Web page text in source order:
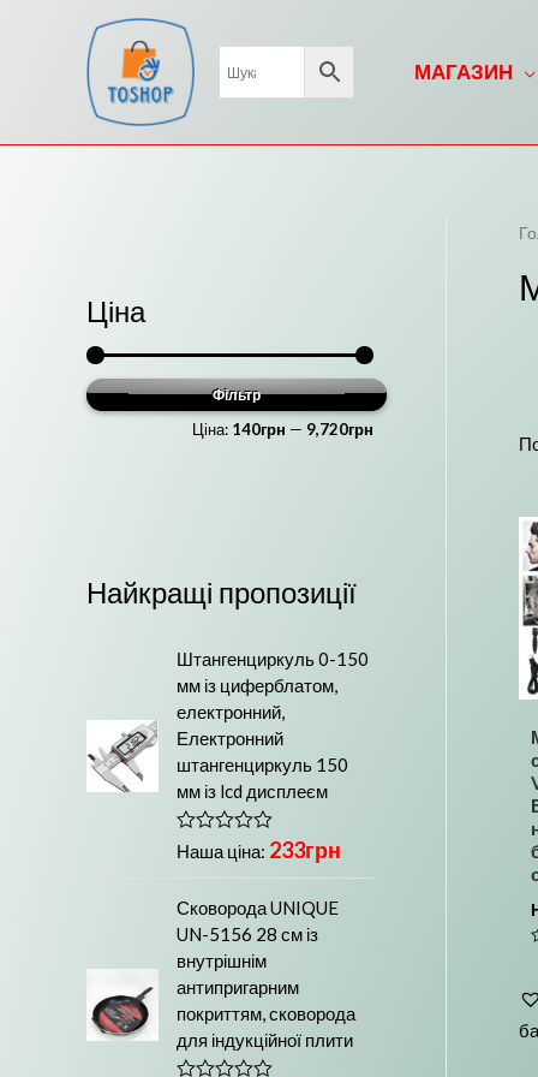
МАГАЗИН
Ціна
М
а
Н
Фільтр
Ціна: 140грн — 9,720грн
Найкращі пропозиції
Штангенциркуль 0-150
мм із циферблатом,
електронний,
Електронний
штангенциркуль 150
мм із lcd дисплеєм
О
ц
н
е
н
о
в
0
з
5
Наша ціна: 233грн
Сковорода UNIQUE
UN-5156 28 см із
внутрішнім
антипригарним
покриттям, сковорода
для індукційної плити
з